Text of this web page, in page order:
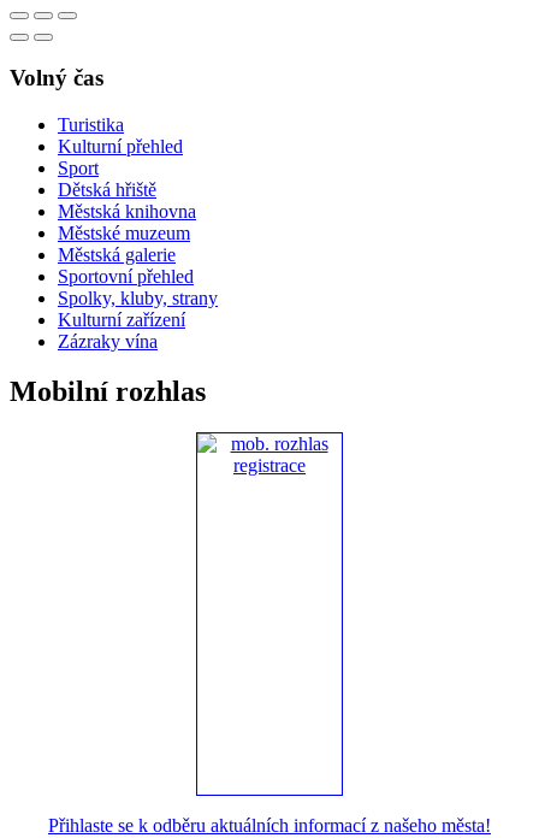
Volný čas
Turistika
Kulturní přehled
Sport
Dětská hřiště
Městská knihovna
Městské muzeum
Městská galerie
Sportovní přehled
Spolky, kluby, strany
Kulturní zařízení
Zázraky vína
Mobilní rozhlas
Přihlaste se k odběru aktuálních informací z našeho města!